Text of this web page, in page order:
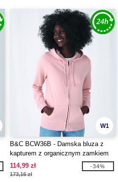
W1
B&C BCW36B - Damska bluza z
kapturem z organicznym zamkiem
114,99 zł
173,16 zł
-34%